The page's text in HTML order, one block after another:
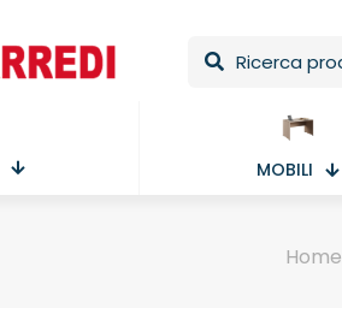
MOBILI
Home